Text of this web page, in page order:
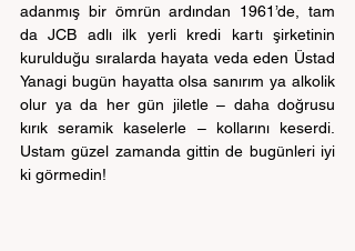
adanmış bir ömrün ardından 1961’de, tam
da JCB adlı ilk yerli kredi kartı şirketinin
kurulduğu sıralarda hayata veda eden Üstad
Yanagi bugün hayatta olsa sanırım ya alkolik
olur ya da her gün jiletle – daha doğrusu
kırık seramik kaselerle – kollarını keserdi.
Ustam güzel zamanda gittin de bugünleri iyi
ki görmedin!